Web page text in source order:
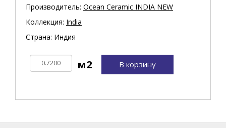
Производитель: Ocean Ceramic INDIA NEW
Коллекция: India
Страна: Индия
В корзину